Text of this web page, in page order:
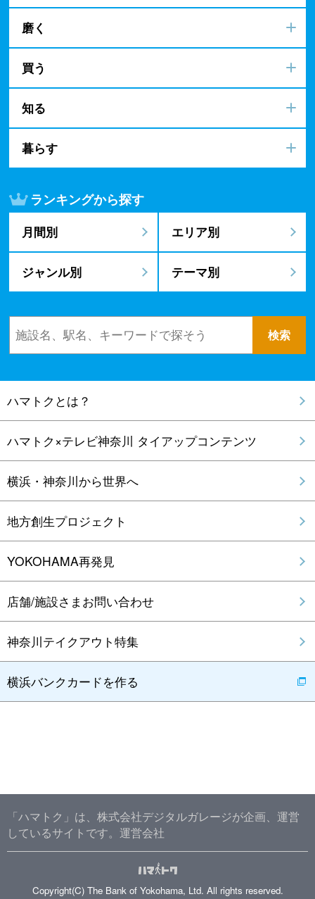
磨く
買う
知る
暮らす
ランキングから探す
月間別 エリア別
ジャンル別 テーマ別
ハマトクとは？
ハマトク×テレビ神奈川 タイアップコンテンツ
横浜・神奈川から世界へ
地方創生プロジェクト
YOKOHAMA再発見
店舗/施設さまお問い合わせ
神奈川テイクアウト特集
横浜バンクカードを作る
「ハマトク」は、株式会社デジタルガレージが企画、運営
しているサイトです。 運営会社
Copyright(C) The Bank of Yokohama, Ltd. All rights reserved.